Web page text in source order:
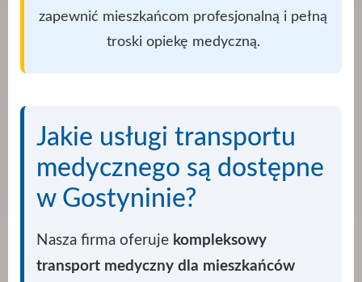
zapewnić mieszkańcom profesjonalną i pełną
troski opiekę medyczną.
Jakie usługi transportu
medycznego są dostępne
w Gostyninie?
Nasza firma oferuje kompleksowy
transport medyczny dla mieszkańców